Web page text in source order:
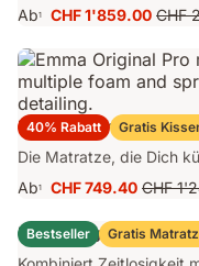
Ab1
Preis
CHF 1'859.00
CHF
CHF
40% Rabatt Gratis
Emma Original Pro
Die Matratze, die Dich
Ab1
Preis
CHF 749.40
CHF 749.40
Preis
CHF
CHF
Bestseller Gratis
Emma Original